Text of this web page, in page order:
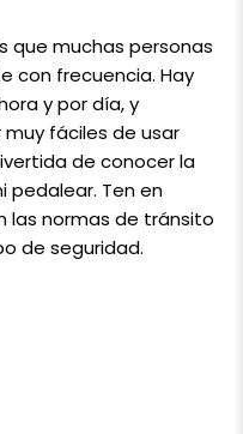
que muchas personas
con frecuencia. Hay
y por día, y
fáciles de usar
de conocer la
pedalear. Ten en
las normas de tránsito
de seguridad.